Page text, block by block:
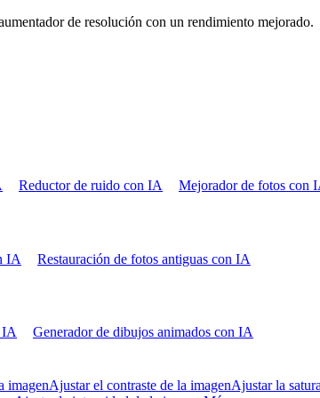
de resolución con un rendimiento mejorado.
Reductor de ruido con IA Mejorador de fotos con
IA Restauración de fotos antiguas con IA
IA
Generador de dibujos animados con IA
imagenAjustar el contraste de la imagenAjustar la